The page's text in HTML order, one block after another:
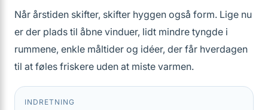
Når årstiden skifter, skifter hyggen også form. Lige nu
er der plads til åbne vinduer, lidt mindre tyngde i
rummene, enkle måltider og idéer, der får hverdagen
til at føles friskere uden at miste varmen.
INDRETNING